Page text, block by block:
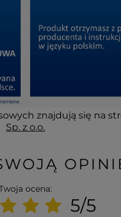
znajdują się na
Sp. z o.o.
ocena:
5/5